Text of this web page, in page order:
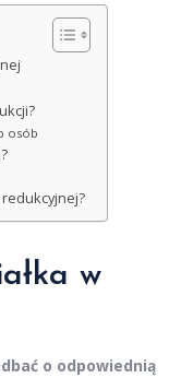
osób
redukcyjnej?
w
o odpowiednią